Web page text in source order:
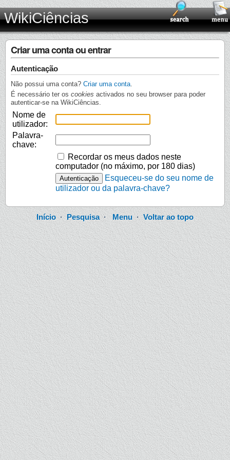
WikiCiências
Criar uma conta ou entrar
Autenticação
Não possui uma conta? Criar uma conta
É necessário ter os cookies activados no seu browser para poder
autenticar-se na WikiCiências.
Nome de
utilizador:
Palavra-
chave:
Recordar os meus dados neste
computador (no máximo, por 180 dias)
Esqueceu-se do seu nome de
utilizador ou da palavra-chave?
Início· Pesquisa·Menu ·Voltar ao topo